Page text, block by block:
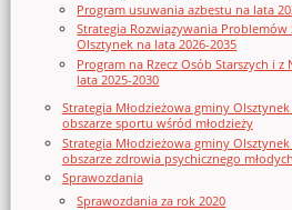
Program usuwania azbestu na lata
Strategia Rozwiązywania Problemów
Olsztynek na lata 2026-2035
Program na Rzecz Osób Starszych i
lata 2025-2030
Strategia Młodzieżowa gminy
obszarze sportu wśród młodzieży
Strategia Młodzieżowa gminy
obszarze zdrowia psychicznego
Sprawozdania
Sprawozdania za rok 2020